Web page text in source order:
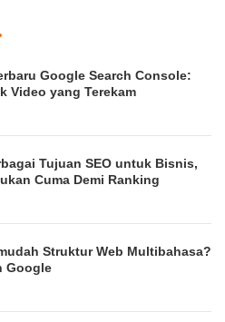
Google Search Console:
Video yang Terekam
Tujuan SEO untuk Bisnis,
Cuma Demi Ranking
Struktur Web Multibahasa?
Google